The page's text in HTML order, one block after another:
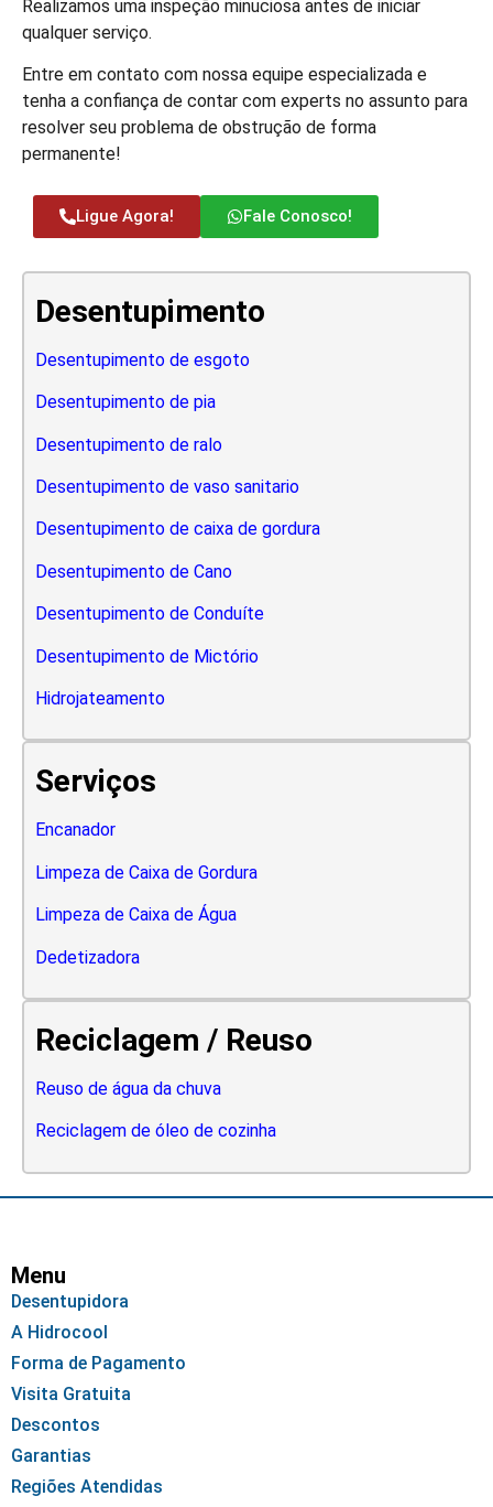
Realizamos uma inspeção minuciosa antes de iniciar
qualquer serviço.
Entre em contato com nossa equipe especializada e
tenha a confiança de contar com experts no assunto para
resolver seu problema de obstrução de forma
permanente!
Ligue Agora! Fale Conosco!
Desentupimento
Desentupimento de esgoto
Desentupimento de pia
Desentupimento de ralo
Desentupimento de vaso sanitario
Desentupimento de caixa de gordura
Desentupimento de Cano
Desentupimento de Conduíte
Desentupimento de Mictório
Hidrojateamento
Serviços
Encanador
Limpeza de Caixa de Gordura
Limpeza de Caixa de Água
Dedetizadora
Reciclagem / Reuso
Reuso de água da chuva
Reciclagem de óleo de cozinha
Menu
Desentupidora
A Hidrocool
Forma de Pagamento
Visita Gratuita
Descontos
Garantias
Regiões Atendidas